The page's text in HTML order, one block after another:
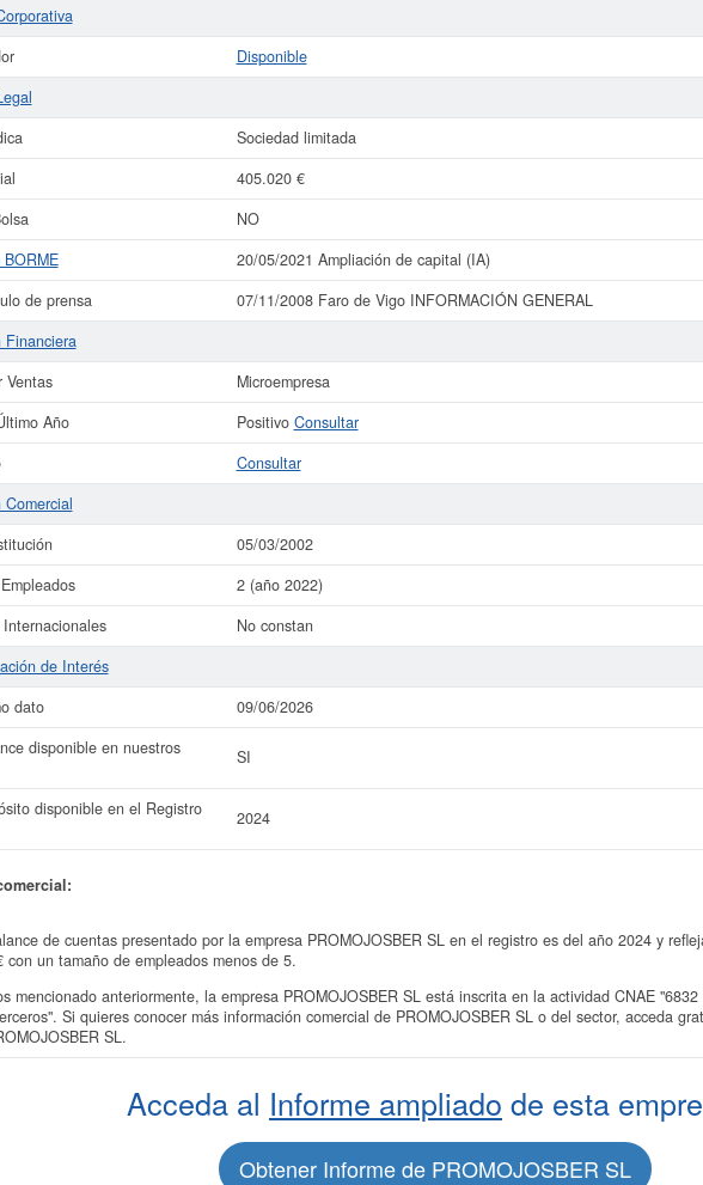
Disponible
Sociedad limitada
405.020 €
NO
20/05/2021 Ampliación de capital (IA)
de prensa
07/11/2008 Faro de Vigo INFORMACIÓN GENERAL
Financiera
Ventas
Microempresa
Año
Positivo Consultar
Consultar
Comercial
05/03/2002
2 (año 2022)
No constan
de Interés
dato
09/06/2026
disponible en nuestros
SI
disponible en el Registro
2024
de cuentas presentado por la empresa PROMOJOSBER SL en el registro es del año 2024 y
con un tamaño de empleados menos de 5.
mencionado anteriormente, la empresa PROMOJOSBER SL está inscrita en la actividad CNAE
Si quieres conocer más información comercial de PROMOJOSBER SL o del sector, acceda
SL.
Acceda al Informe ampliado de esta
Obtener Informe de PROMOJOSBER SL